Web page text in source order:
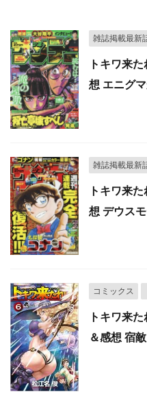
雑誌掲載最新
トキワ来
想 エニグ
雑誌掲載最新
トキワ来
想 デウス
コミックス
トキワ来
＆感想 宿